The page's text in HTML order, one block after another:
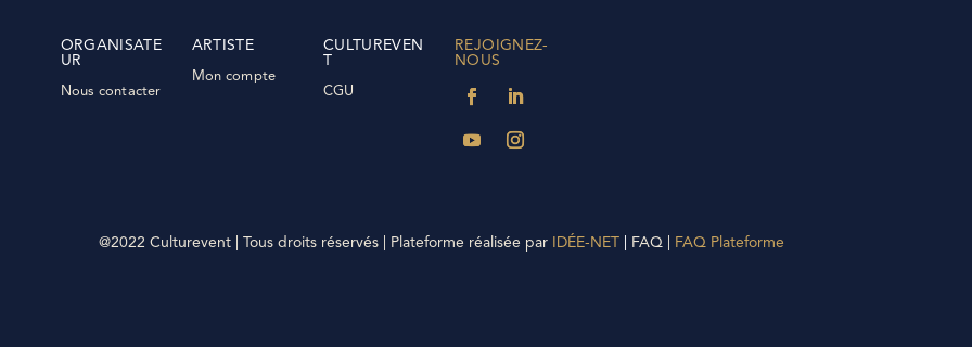
ORGANISATE
UR
Nous contacter
ARTISTE
Mon compte
CULTUREVEN
CGU
REJOIGNEZ-
NOUS
@2022 Culturevent | Tous droits réservés | Plateforme réalisée par IDÉE-NET FAQ | FAQ Plateforme